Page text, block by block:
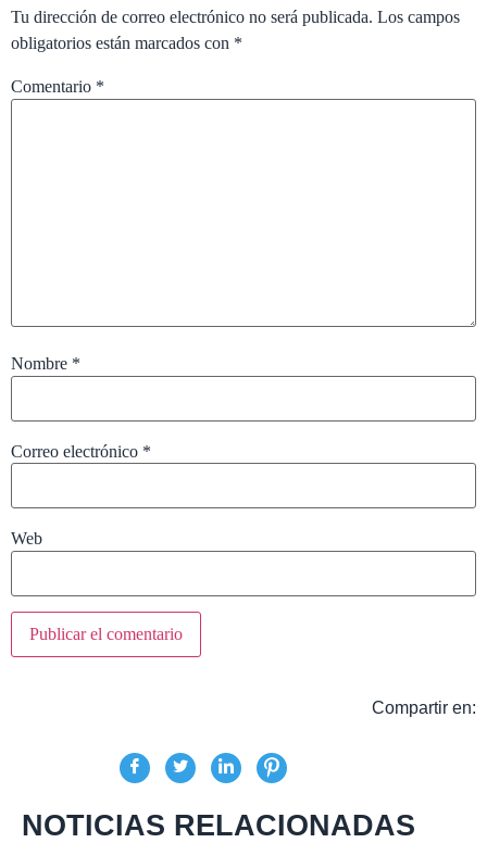
Tu dirección de correo electrónico no será publicada. Los campos
obligatorios están marcados con *
Comentario *
Nombre *
Correo electrónico *
Web
Compartir en:
NOTICIAS RELACIONADAS